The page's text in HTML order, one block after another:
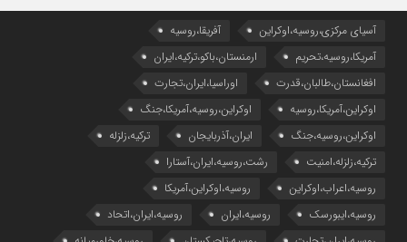
آسیای مرکزی،روسیه،اوکراین
آفریقا،روسیه
آمریکا،روسیه،تحریم
ارمنستان،باکو،ترکیه،ایران
افغانستان،طالبان،قدرت
اوراسیا،ایران،تجارت
اوکراین،آمریکا،روسیه
اوکراین،روسیه،آمریکا،جنگ
اوکراین،روسیه،جنگ
ایران،آذربایجان
ترکیه،زلزله
ترکیه،زلزله،امنیت
رشت،روسیه،ایران،آستارا
روسیه،اعراب،اوکراین
روسیه،اوکراین،آمریکا
روسیه،ایبورسک
روسیه،ایران
روسیه،ایران،اتحاد